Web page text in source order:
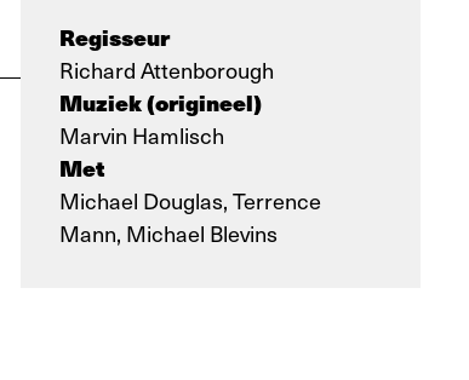
Regisseur
Richard Attenborough
Muziek (origineel)
Marvin Hamlisch
Met
Michael Douglas, Terrence
Mann, Michael Blevins